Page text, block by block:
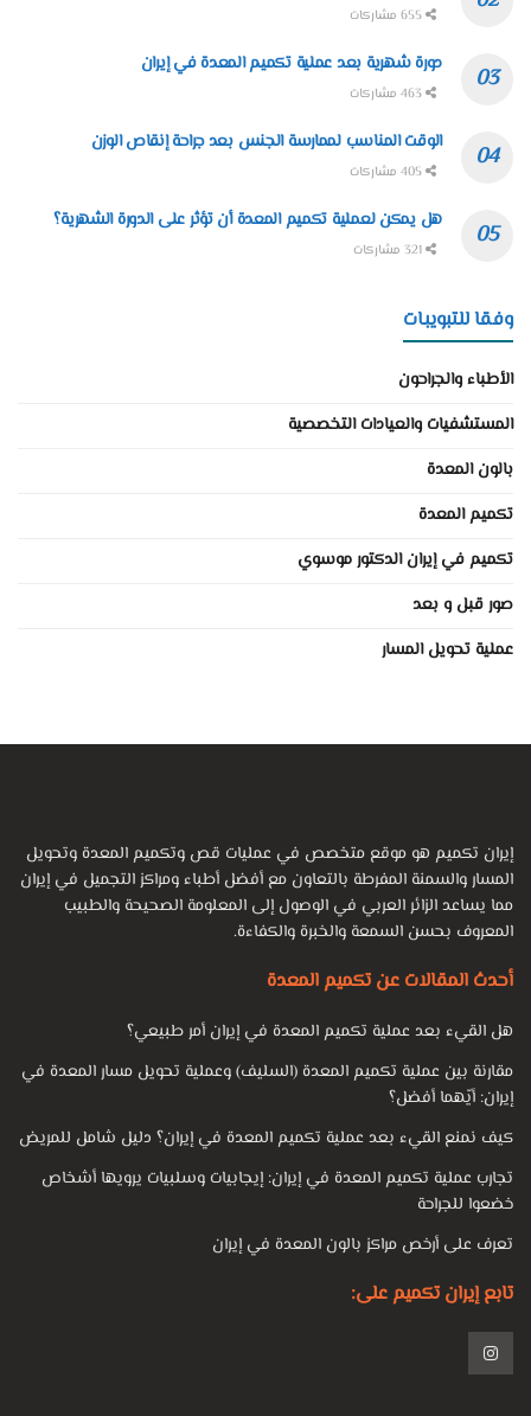
دورة شهرية بعد عملية تكميم المعدة في إيران
الوقت المناسب لممارسة الجنس بعد جراحة إنقاص الوزن
هل يمكن لعملية تكميم المعدة أن تؤثر على الدورة الشهرية؟
وفقا للتبويبات
الأطباء والجراحون
المستشفيات والعيادات التخصصية
بالون المعدة
تكميم المعدة
تكميم في إيران الدكتور موسوي
صور قبل و بعد
عملية تحويل المسار
إيران تكميم هو موقع متخصص في عمليات قص وتكميم المعدة وتحويل
المسار والسمنة المفرطة بالتعاون مع أفضل أطباء ومراكز التجميل في إيران
مما يساعد الزائر العربي في الوصول إلى المعلومة الصحيحة والطبيب
المعروف بحسن السمعة والخبرة والكفاءة.
أحدث المقالات عن تكميم المعدة
هل القيء بعد عملية تكميم المعدة في إيران أمر طبيعي؟
مقارنة بين عملية تكميم المعدة (السليف) وعملية تحويل مسار المعدة في
إيران: أيّهما أفضل؟
كيف نمنع القيء بعد عملية تكميم المعدة في إيران؟ دليل شامل للمريض
تجارب عملية تكميم المعدة في إيران: إيجابيات وسلبيات يرويها أشخاص
خضعوا للجراحة
تعرف على أرخص مراكز بالون المعدة في إيران
تابع إيران تكميم على: